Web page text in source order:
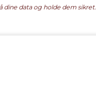
dine data og holde dem sikret.